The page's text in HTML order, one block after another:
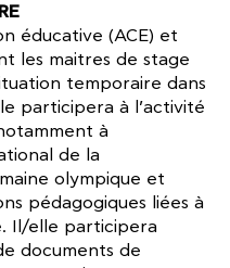
éducative (ACE) et
les maitres de stage
temporaire dans
participera à l’activité
à
de la
olympique et
pédagogiques liées à
Il/elle participera
documents de